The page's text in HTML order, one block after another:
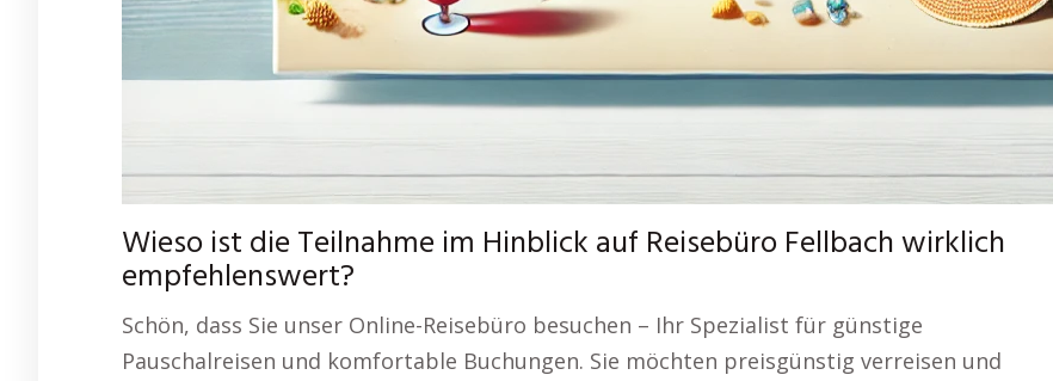
Wieso ist die Teilnahme im Hinblick auf Reisebüro Fellbach wirklich
empfehlenswert?
Schön, dass Sie unser Online-Reisebüro besuchen – Ihr Spezialist für günstige
Pauschalreisen und komfortable Buchungen. Sie möchten preisgünstig verreisen und